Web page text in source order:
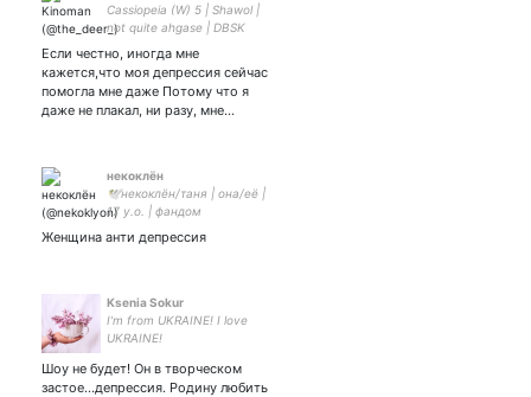
Cassiopeia (W) 5 | Shawol |
not quite ahgase | DBSK
Jackson 🖤 | Chinese novel |
also mine | not mutual |
Если честно, иногда мне
кажется,что моя депрессия сейчас
помогла мне даже Потому что я
даже не плакал, ни разу, мне…
некоклён
🕊️некоклён/таня | она/её |
17 y.o. | фандом
не) рисую и фотаю котиков
Женщина анти депрессия
Ksenia Sokur
I'm from UKRAINE! I love
UKRAINE!
Шоу не будет! Он в творческом
застое...депрессия. Родину любить